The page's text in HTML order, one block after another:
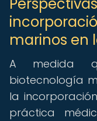
marinos en
A medida
biotecnología
la
práctica